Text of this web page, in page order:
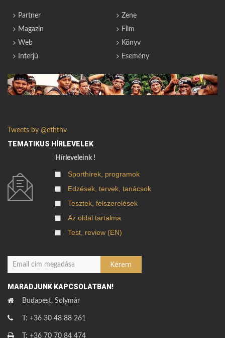
Partner
Magazin
Web
Interjú
Zene
Film
Könyv
Esemény
Tweets by @eththv
TEMATIKUS HÍRLEVELEK
Hírleveleink !
Sporthírek, programok
Edzések, tervek, tanácsok
Tesztek, felszerelések
Az oldal tartalma
Test, review (EN)
MARADJUNK KAPCSOLATBAN!
Budapest, Solymár
T: +36 30 48 88 261
T: +36 70 70 84 474